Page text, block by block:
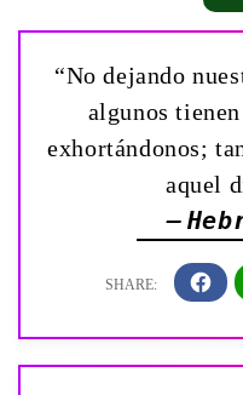
“No dejando
algunos
exhortándonos;
aquel
—